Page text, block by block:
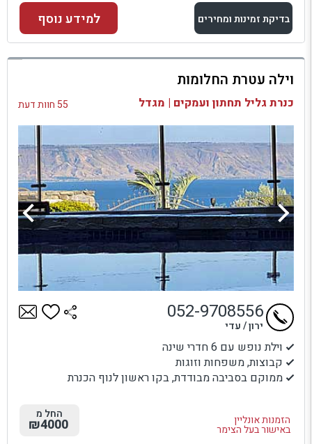
בדיקת זמינות ומחירים
למתחם זה
בדיקת זמינות ומחירים
למידע נוסף
וילה עטרת החלומות
כנרת גליל תחתון ועמקים | מגדל 55 חוות דעת
וילת נופש עם 6 חדרי שינה
קבוצות, משפחות וזוגות
ממוקם בסביבה מבודדת, בקו ראשון לנוף הכנרת
הזמנות אונליין
באישור בעל הצימר
052-9708556
ירון / עדי
החל מ
₪4000